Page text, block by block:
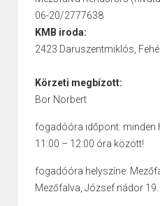
06-20/2777638
KMB iroda:
2423 Daruszentmiklós,
Körzeti megbízott:
Bor Norbert
fogadóóra időpont: minden
11:00 – 12:00 óra között!
fogadóóra helyszíne:
Mezőfalva, József nádor 19.